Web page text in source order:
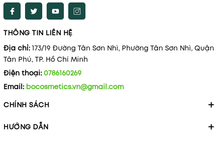
THÔNG TIN LIÊN HỆ
Địa chỉ: 173/19 Đường Tân Sơn Nhì, Phường Tân Sơn Nhì, Quận
Tân Phú, TP. Hồ Chí Minh
Điện thoại: 0786160269
Email: bocosmetics.vn@gmail.com
CHÍNH SÁCH
HƯỚNG DẪN